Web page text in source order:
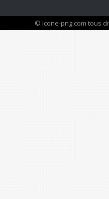
© icone-png.com tous